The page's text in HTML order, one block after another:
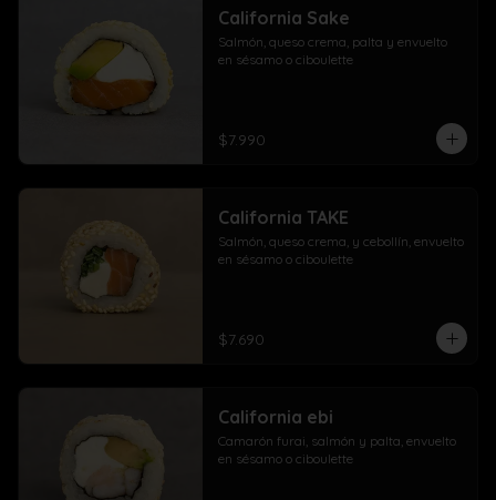
California Sake
Salmón, queso crema, palta y envuelto
en sésamo o ciboulette
$7.990
California TAKE
Salmón, queso crema, y cebollín, envuelto
en sésamo o ciboulette
$7.690
California ebi
Camarón furai, salmón y palta, envuelto
en sésamo o ciboulette